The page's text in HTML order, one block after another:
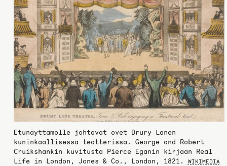
Etunäyttämölle johtavat ovet Drury Lanen
kuninkaallisessa teatterissa. George and Robert
Cruikshankin kuvitusta Pierce Eganin kirjaan Real
Life in London, Jones & Co., London, 1821.
WIKIMEDIA